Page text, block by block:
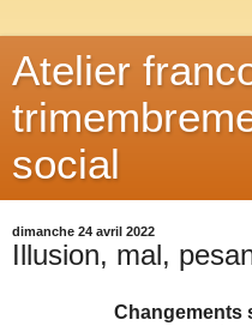
Atelier
social
dimanche 24 avril 2022
Illusion, mal,
Changements